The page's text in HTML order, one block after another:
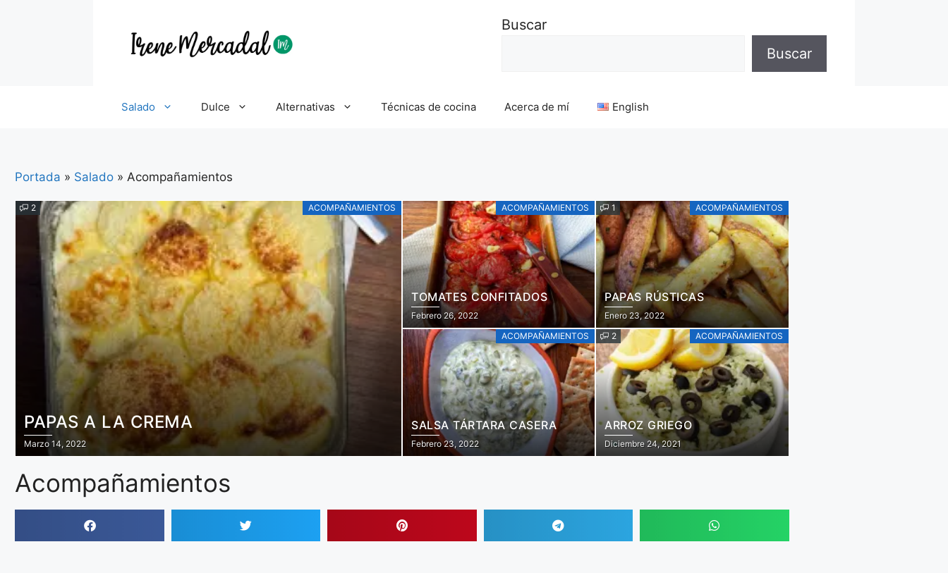
Buscar
Buscar
Salado Dulce Alternativas Técnicas de cocina Acerca de mí English
Portada » Salado » Acompañamientos
2 ACOMPAÑAMIENTOS
PAPAS A LA CREMA
Marzo 14, 2022
ACOMPAÑAMIENTOS
TOMATES CONFITADOS
Febrero 26, 2022
ACOMPAÑAMIENTOS
SALSA TÁRTARA CASERA
Febrero 23, 2022
1 ACOMPAÑAMIENTOS
PAPAS RÚSTICAS
Enero 23, 2022
2
ACOMPAÑAMIENTOS
ARROZ GRIEGO
Diciembre 24, 2021
Acompañamientos